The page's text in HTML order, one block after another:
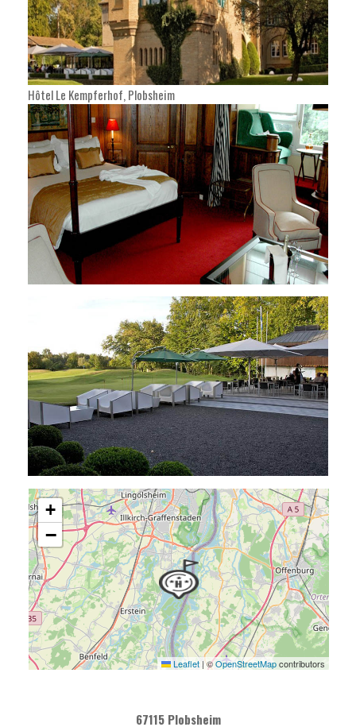
Hôtel Le Kempferhof, Plobsheim
+
−
Leaflet |©OpenStreetMapcontributors
67115 Plobsheim